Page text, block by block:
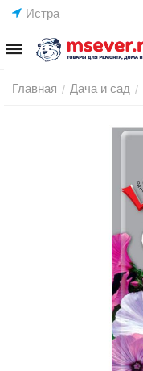
Истра
Главная / Дача и сад /